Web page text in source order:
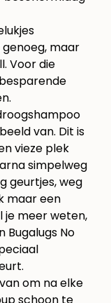
maar
Voor die
van. Dit is
vieze plek
simpelweg
geurtjes, weg
maar een
je meer weten,
Bugalugs No
om na elke